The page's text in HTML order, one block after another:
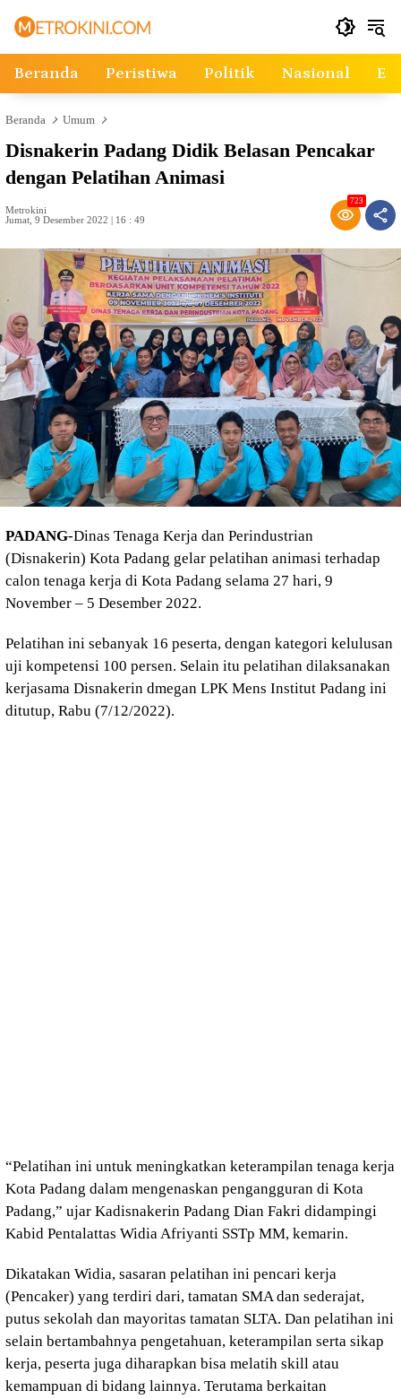
Beranda Peristiwa Politik Nasional
Beranda Umum
Disnakerin Padang Didik Belasan Pencakar
dengan Pelatihan Animasi
Metrokini
Jumat, 9 Desember 2022 | 16 : 49
723
PADANG-Dinas Tenaga Kerja dan Perindustrian
(Disnakerin) Kota Padang gelar pelatihan animasi terhadap
calon tenaga kerja di Kota Padang selama 27 hari, 9
November – 5 Desember 2022.
Pelatihan ini sebanyak 16 peserta, dengan kategori kelulusan
uji kompetensi 100 persen. Selain itu pelatihan dilaksanakan
kerjasama Disnakerin dmegan LPK Mens Institut Padang ini
ditutup, Rabu (7/12/2022).
“Pelatihan ini untuk meningkatkan keterampilan tenaga kerja
Kota Padang dalam mengenaskan pengangguran di Kota
Padang,” ujar Kadisnakerin Padang Dian Fakri didampingi
Kabid Pentalattas Widia Afriyanti SSTp MM, kemarin.
Dikatakan Widia, sasaran pelatihan ini pencari kerja
(Pencaker) yang terdiri dari, tamatan SMA dan sederajat,
putus sekolah dan mayoritas tamatan SLTA. Dan pelatihan ini
selain bertambahnya pengetahuan, keterampilan serta sikap
kerja, peserta juga diharapkan bisa melatih skill atau
kemampuan di bidang lainnya. Terutama berkaitan